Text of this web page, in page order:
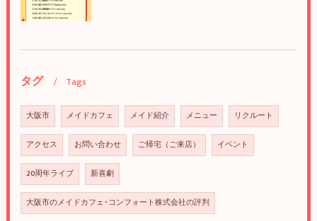
タグ Tags
大阪市 メイドカフェ メイド紹介 メニュー リクルート
アクセス お問い合わせ ご帰宅（ご来店） イベント
20周年ライブ 新喜劇
大阪市のメイドカフェ･コンフォート株式会社の評判